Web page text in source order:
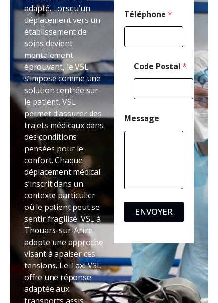
adapté. Lorsqu’un
déplacement vers un
établissement de
soins devient
mentalement
éprouvant, le VSL
s’impose comme une
solution centrée sur
le patient. VSL
permet d’assurer des
trajets médicaux dans
des conditions
pensées pour le
confort. Chaque
déplacement médical
s’inscrit dans un
contexte particulier
où le patient peut se
sentir fragilisé. VSL à
Thouars-sur-Arize
adopte une approche
visant à apaiser ces
tensions. Le Taxi VSL
offre une réponse
adaptée aux
transports assis,
Téléphone *
g
e
Code Postal *
Message
ENVOYER